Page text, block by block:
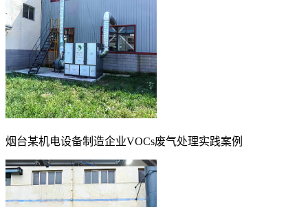
烟台某机电设备制造企业VOCs废气处理实践案例